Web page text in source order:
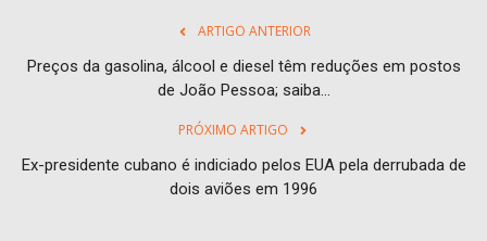
ARTIGO ANTERIOR
Preços da gasolina, álcool e diesel têm reduções em postos
de João Pessoa; saiba...
PRÓXIMO ARTIGO
Ex-presidente cubano é indiciado pelos EUA pela derrubada de
dois aviões em 1996